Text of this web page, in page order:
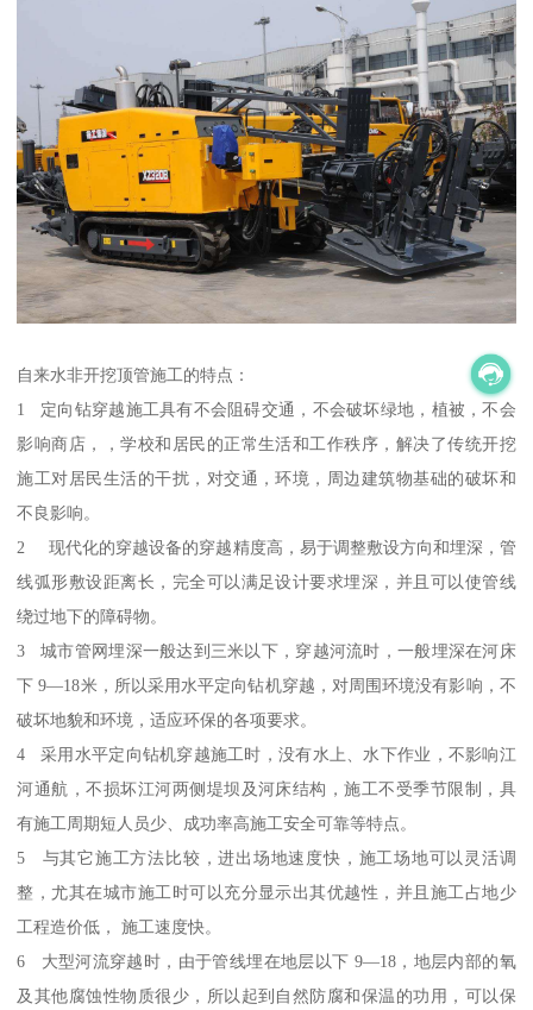
自来水非开挖顶管施工的特点：
1 定向钻穿越施工具有不会阻碍交通，不会破坏绿地，植被，不会
影响商店，，学校和居民的正常生活和工作秩序，解决了传统开挖
施工对居民生活的干扰，对交通，环境，周边建筑物基础的破坏和
不良影响。
2 现代化的穿越设备的穿越精度高，易于调整敷设方向和埋深，管
线弧形敷设距离长，完全可以满足设计要求埋深，并且可以使管线
绕过地下的障碍物。
3 城市管网埋深一般达到三米以下，穿越河流时，一般埋深在河床
下 9—18米，所以采用水平定向钻机穿越，对周围环境没有影响，不
破坏地貌和环境，适应环保的各项要求。
4 采用水平定向钻机穿越施工时，没有水上、水下作业，不影响江
河通航，不损坏江河两侧堤坝及河床结构，施工不受季节限制，具
有施工周期短人员少、成功率高施工安全可靠等特点。
5 与其它施工方法比较，进出场地速度快，施工场地可以灵活调
整，尤其在城市施工时可以充分显示出其优越性，并且施工占地少
工程造价低， 施工速度快。
6 大型河流穿越时，由于管线埋在地层以下 9—18，地层内部的氧
及其他腐蚀性物质很少，所以起到自然防腐和保温的功用，可以保